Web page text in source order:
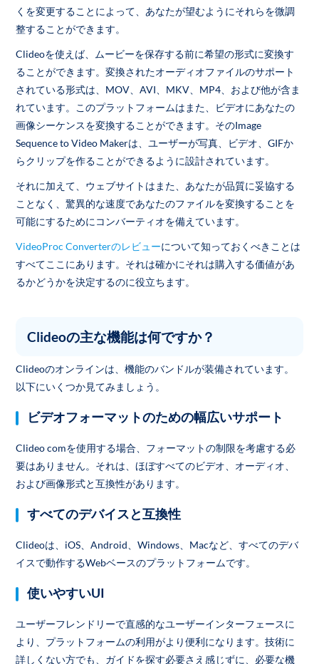
くを変更することによって、あなたが望むようにそれらを微調
整することができます。
Clideoを使えば、ムービーを保存する前に希望の形式に変換す
ることができます。変換されたオーディオファイルのサポート
されている形式は、MOV、AVI、MKV、MP4、および他が含ま
れています。このプラットフォームはまた、ビデオにあなたの
画像シーケンスを変換することができます。そのImage
Sequence to Video Makerは、ユーザーが写真、ビデオ、GIFか
らクリップを作ることができるように設計されています。
それに加えて、ウェブサイトはまた、あなたが品質に妥協する
ことなく、驚異的な速度であなたのファイルを変換することを
可能にするためにコンバーティオを備えています。
VideoProc Converterのレビューについて知っておくべきことは
すべてここにあります。それは確かにそれは購入する価値があ
るかどうかを決定するのに役立ちます。
Clideoの主な機能は何ですか？
Clideoのオンラインは、機能のバンドルが装備されています。
以下にいくつか見てみましょう。
ビデオフォーマットのための幅広いサポート
Clideo comを使用する場合、フォーマットの制限を考慮する必
要はありません。それは、ほぼすべてのビデオ、オーディオ、
および画像形式と互換性があります。
すべてのデバイスと互換性
Clideoは、iOS、Android、Windows、Macなど、すべてのデバ
イスで動作するWebベースのプラットフォームです。
使いやすいUI
ユーザーフレンドリーで直感的なユーザーインターフェースに
より、プラットフォームの利用がより便利になります。技術に
詳しくない方でも、ガイドを探す必要さえ感じずに、必要な機